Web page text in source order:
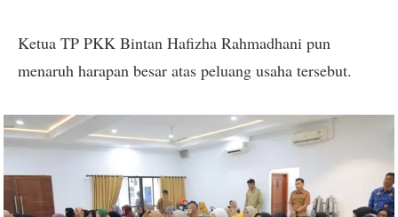
Ketua TP PKK Bintan Hafizha Rahmadhani pun
menaruh harapan besar atas peluang usaha tersebut.